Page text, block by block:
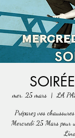
mer. 25 mars
  |
LA
Préparez vos
Mercredi 25 Mars pour